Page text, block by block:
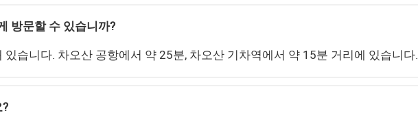
방문할 수 있습니까?
습니다. 차오산 공항에서 약 25분, 차오산 기차역에서 약 15분 거리에 있습니다.